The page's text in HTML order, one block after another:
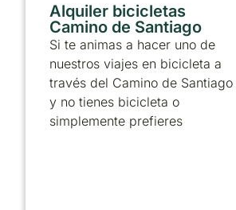
Alquiler bicicletas
Camino de Santiago
Si te animas a hacer uno de
nuestros viajes en bicicleta a
través del Camino de Santiago
y no tienes bicicleta o
simplemente prefieres